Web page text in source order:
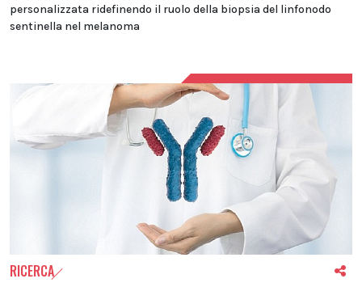
personalizzata ridefinendo il ruolo della biopsia del linfonodo
sentinella nel melanoma
RICERCA